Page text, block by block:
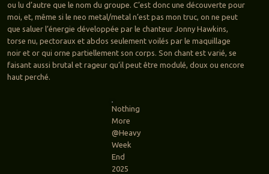
ou lu d’autre que le nom du groupe. C’est donc une découverte pour
moi, et, même si le neo metal/metal n’est pas mon truc, on ne peut
que saluer l’énergie développée par le chanteur Jonny Hawkins,
torse nu, pectoraux et abdos seulement voilés par le maquillage
noir et or qui orne partiellement son corps. Son chant est varié, se
faisant aussi brutal et rageur qu’il peut être modulé, doux ou encore
haut perché.
Nothing
More
@Heavy
Week
End
2025